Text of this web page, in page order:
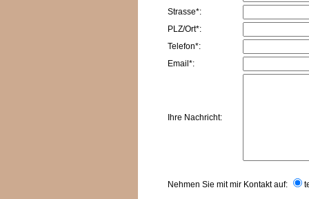
Strasse*:
PLZ/Ort*:
Telefon*:
Email*:
Ihre Nachricht:
Nehmen Sie mit mir Kontakt auf: